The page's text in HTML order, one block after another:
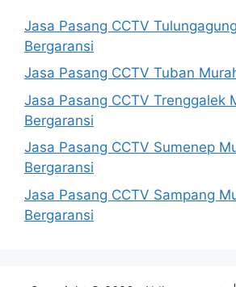
Jasa Pasang CCTV
Bergaransi
Jasa Pasang CCTV Tuban
Jasa Pasang CCTV Trenggalek
Bergaransi
Jasa Pasang CCTV Sumenep
Bergaransi
Jasa Pasang CCTV Sampang
Bergaransi